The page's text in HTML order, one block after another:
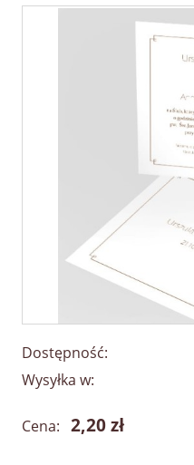
Dostępność:
Wysyłka w:
Cena: 2,20 zł